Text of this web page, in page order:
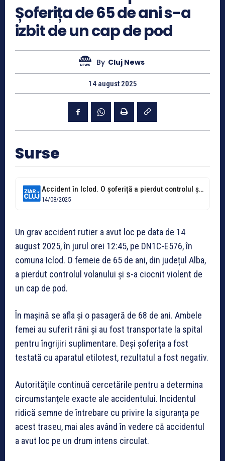
Șoferița de 65 de ani s-a
izbit de un cap de pod
By Cluj News
14 august 2025
Surse
Accident în Iclod. O șoferiță a pierdut controlul și a intrat cu...
14/08/2025
Un grav accident rutier a avut loc pe data de 14
august 2025, în jurul orei 12:45, pe DN1C-E576, în
comuna Iclod. O femeie de 65 de ani, din județul Alba,
a pierdut controlul volanului și s-a ciocnit violent de
un cap de pod.
În mașină se afla și o pasageră de 68 de ani. Ambele
femei au suferit răni și au fost transportate la spital
pentru îngrijiri suplimentare. Deși șoferița a fost
testată cu aparatul etilotest, rezultatul a fost negativ.
Autoritățile continuă cercetările pentru a determina
circumstanțele exacte ale accidentului. Incidentul
ridică semne de întrebare cu privire la siguranța pe
acest traseu, mai ales având în vedere că accidentul
a avut loc pe un drum intens circulat.